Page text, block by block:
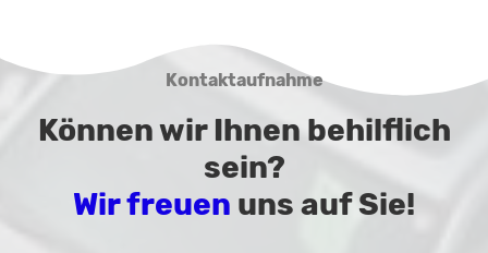
Kontaktaufnahme
Können wir Ihnen behilflich
sein?
Wir freuen uns auf Sie!